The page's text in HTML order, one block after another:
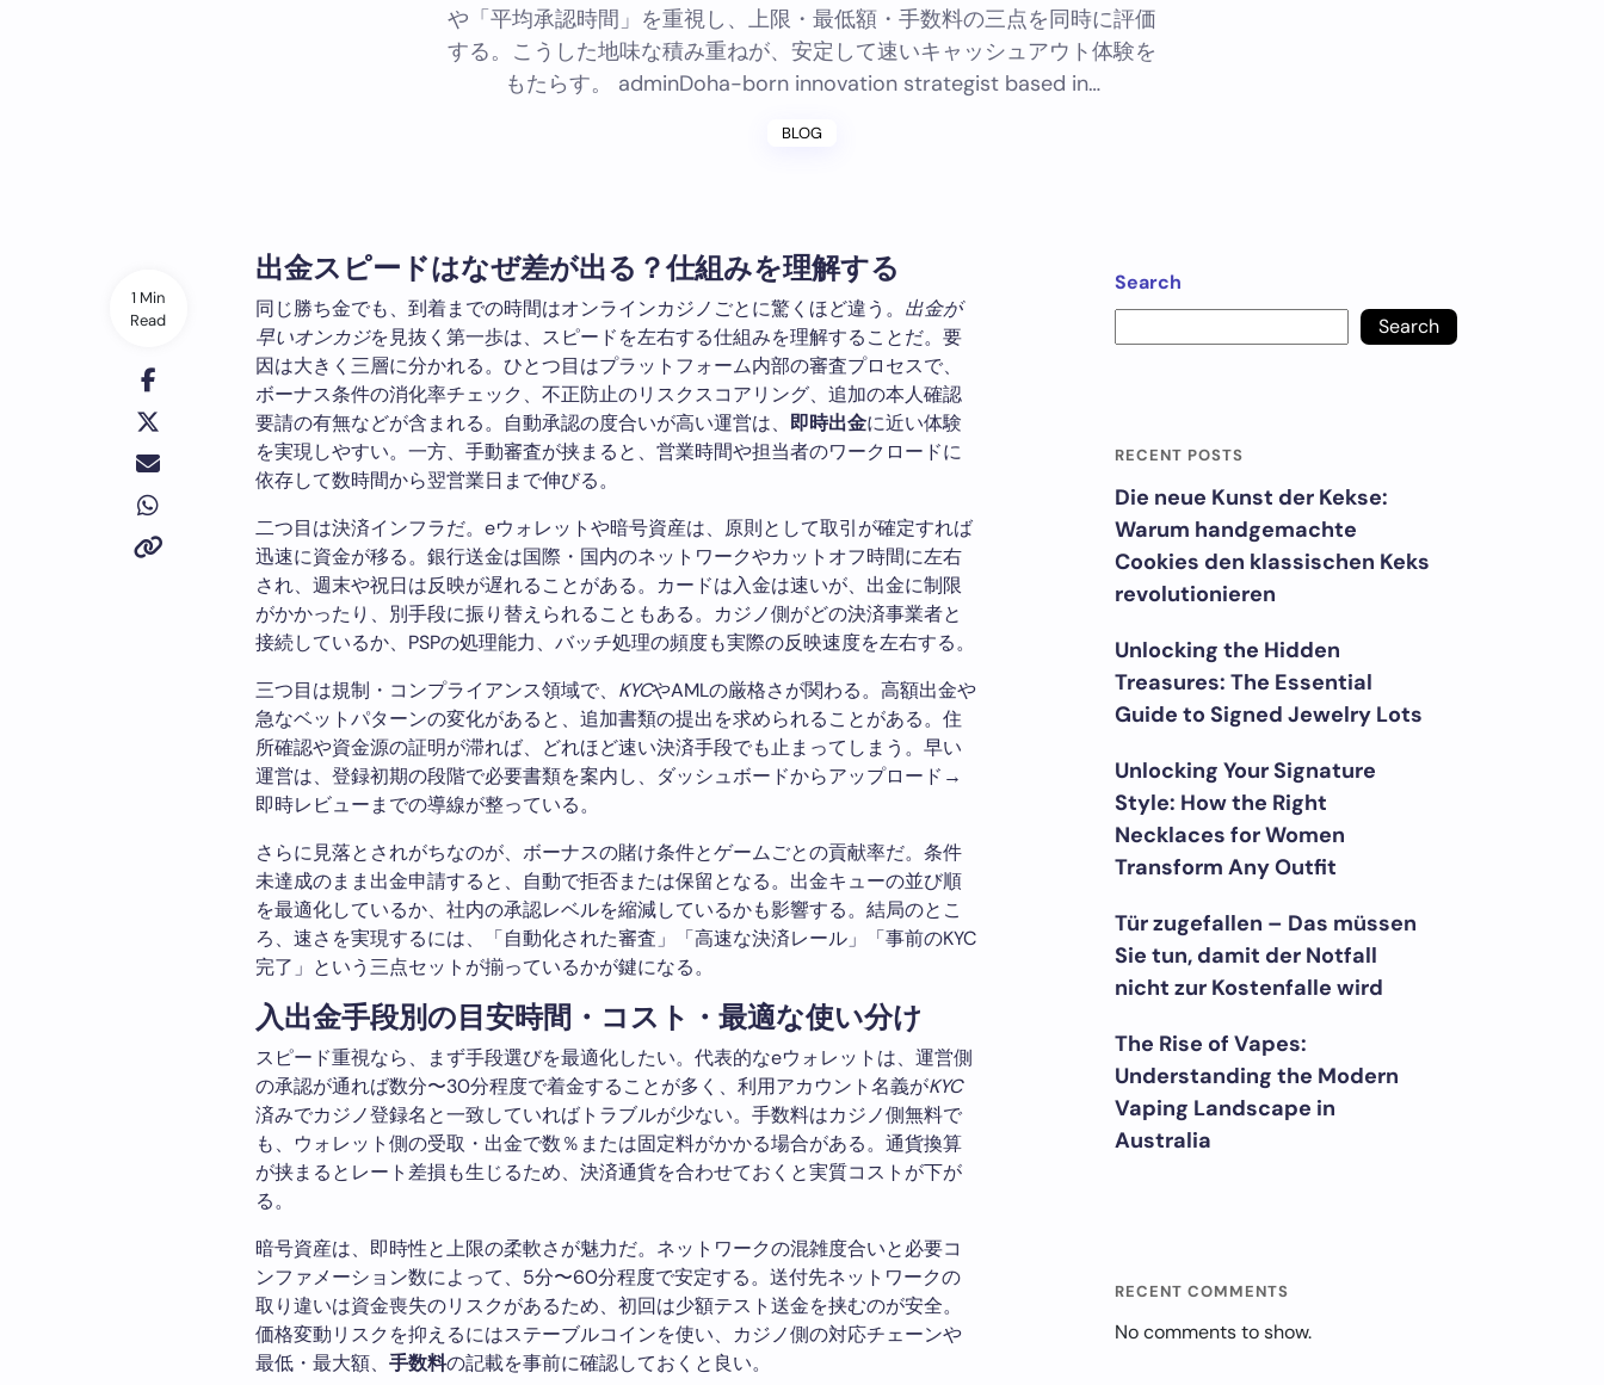
や「平均承認時間」を重視し、上限・最低額・手数料の三点を同時に評価
する。こうした地味な積み重ねが、安定して速いキャッシュアウト体験を
もたらす。 adminDoha-born innovation strategist based in…
BLOG
1 Min
Read
出金スピードはなぜ差が出る？仕組みを理解する
同じ勝ち金でも、到着までの時間はオンラインカジノごとに驚くほど違う。 出金が
早いオンカジを見抜く第一歩は、スピードを左右する仕組みを理解することだ。要
因は大きく三層に分かれる。ひとつ目はプラットフォーム内部の審査プロセスで、
ボーナス条件の消化率チェック、不正防止のリスクスコアリング、追加の本人確認
要請の有無などが含まれる。自動承認の度合いが高い運営は、 即時出金に近い体験
を実現しやすい。一方、手動審査が挟まると、営業時間や担当者のワークロードに
依存して数時間から翌営業日まで伸びる。
二つ目は決済インフラだ。eウォレットや暗号資産は、原則として取引が確定すれば
迅速に資金が移る。銀行送金は国際・国内のネットワークやカットオフ時間に左右
され、週末や祝日は反映が遅れることがある。カードは入金は速いが、出金に制限
がかかったり、別手段に振り替えられることもある。カジノ側がどの決済事業者と
接続しているか、PSPの処理能力、バッチ処理の頻度も実際の反映速度を左右する。
三つ目は規制・コンプライアンス領域で、 KYCやAMLの厳格さが関わる。高額出金や
急なベットパターンの変化があると、追加書類の提出を求められることがある。住
所確認や資金源の証明が滞れば、どれほど速い決済手段でも止まってしまう。早い
運営は、登録初期の段階で必要書類を案内し、ダッシュボードからアップロード→
即時レビューまでの導線が整っている。
さらに見落とされがちなのが、ボーナスの賭け条件とゲームごとの貢献率だ。条件
未達成のまま出金申請すると、自動で拒否または保留となる。出金キューの並び順
を最適化しているか、社内の承認レベルを縮減しているかも影響する。結局のとこ
ろ、速さを実現するには、「自動化された審査」「高速な決済レール」「事前のKYC
完了」という三点セットが揃っているかが鍵になる。
入出金手段別の目安時間・コスト・最適な使い分け
スピード重視なら、まず手段選びを最適化したい。代表的なeウォレットは、運営側
の承認が通れば数分〜30分程度で着金することが多く、利用アカウント名義がKYC
済みでカジノ登録名と一致していればトラブルが少ない。手数料はカジノ側無料で
も、ウォレット側の受取・出金で数％または固定料がかかる場合がある。通貨換算
が挟まるとレート差損も生じるため、決済通貨を合わせておくと実質コストが下が
る。
暗号資産は、即時性と上限の柔軟さが魅力だ。ネットワークの混雑度合いと必要コ
ンファメーション数によって、5分〜60分程度で安定する。送付先ネットワークの
取り違いは資金喪失のリスクがあるため、初回は少額テスト送金を挟むのが安全。
価格変動リスクを抑えるにはステーブルコインを使い、カジノ側の対応チェーンや
最低・最大額、 手数料の記載を事前に確認しておくと良い。
Search
Search
RECENT POSTS
Die neue Kunst der Kekse:
Warum handgemachte
Cookies den klassischen Keks
revolutionieren
Unlocking the Hidden
Treasures: The Essential
Guide to Signed Jewelry Lots
Unlocking Your Signature
Style: How the Right
Necklaces for Women
Transform Any Outfit
Tür zugefallen – Das müssen
Sie tun, damit der Notfall
nicht zur Kostenfalle wird
The Rise of Vapes:
Understanding the Modern
Vaping Landscape in
Australia
RECENT COMMENTS
No comments to show.